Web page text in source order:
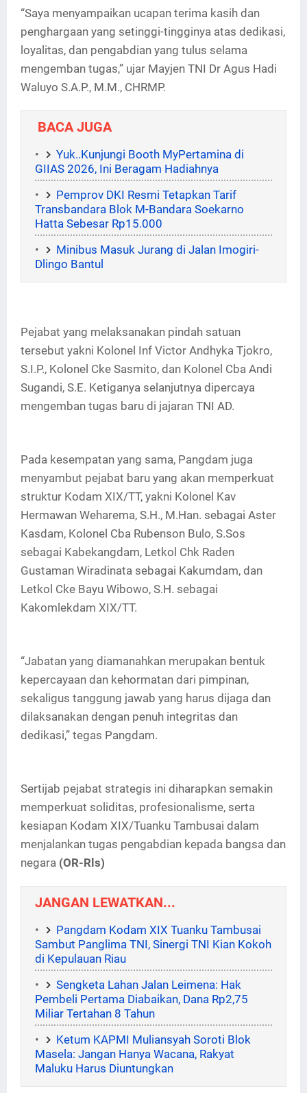
“Saya menyampaikan ucapan terima kasih dan
penghargaan yang setinggi-tingginya atas dedikasi,
loyalitas, dan pengabdian yang tulus selama
mengemban tugas,” ujar Mayjen TNI Dr Agus Hadi
Waluyo S.A.P., M.M., CHRMP.
BACA JUGA
Yuk..Kunjungi Booth MyPertamina di
GIIAS 2026, Ini Beragam Hadiahnya
Pemprov DKI Resmi Tetapkan Tarif
Transbandara Blok M-Bandara Soekarno
Hatta Sebesar Rp15.000
Minibus Masuk Jurang di Jalan Imogiri-
Dlingo Bantul
Pejabat yang melaksanakan pindah satuan
tersebut yakni Kolonel Inf Victor Andhyka Tjokro,
S.I.P., Kolonel Cke Sasmito, dan Kolonel Cba Andi
Sugandi, S.E. Ketiganya selanjutnya dipercaya
mengemban tugas baru di jajaran TNI AD.
Pada kesempatan yang sama, Pangdam juga
menyambut pejabat baru yang akan memperkuat
struktur Kodam XIX/TT, yakni Kolonel Kav
Hermawan Weharema, S.H., M.Han. sebagai Aster
Kasdam, Kolonel Cba Rubenson Bulo, S.Sos
sebagai Kabekangdam, Letkol Chk Raden
Gustaman Wiradinata sebagai Kakumdam, dan
Letkol Cke Bayu Wibowo, S.H. sebagai
Kakomlekdam XIX/TT.
“Jabatan yang diamanahkan merupakan bentuk
kepercayaan dan kehormatan dari pimpinan,
sekaligus tanggung jawab yang harus dijaga dan
dilaksanakan dengan penuh integritas dan
dedikasi,” tegas Pangdam.
Sertijab pejabat strategis ini diharapkan semakin
memperkuat soliditas, profesionalisme, serta
kesiapan Kodam XIX/Tuanku Tambusai dalam
menjalankan tugas pengabdian kepada bangsa dan
negara (OR-Rls)
JANGAN LEWATKAN...
Pangdam Kodam XIX Tuanku Tambusai
Sambut Panglima TNI, Sinergi TNI Kian Kokoh
di Kepulauan Riau
Sengketa Lahan Jalan Leimena: Hak
Pembeli Pertama Diabaikan, Dana Rp2,75
Miliar Tertahan 8 Tahun
Ketum KAPMI Muliansyah Soroti Blok
Masela: Jangan Hanya Wacana, Rakyat
Maluku Harus Diuntungkan